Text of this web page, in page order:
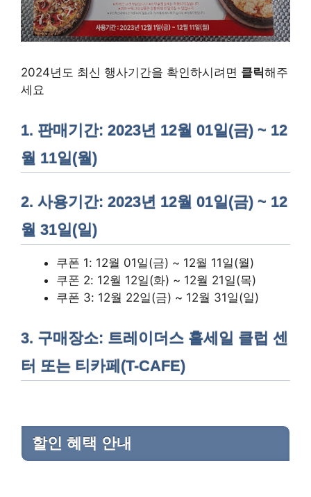
2024년도 최신 행사기간을 확인하시려면 클릭해주
세요
1. 판매기간: 2023년 12월 01일(금) ~ 12
월 11일(월)
2. 사용기간: 2023년 12월 01일(금) ~ 12
월 31일(일)
쿠폰 1: 12월 01일(금) ~ 12월 11일(월)
쿠폰 2: 12월 12일(화) ~ 12월 21일(목)
쿠폰 3: 12월 22일(금) ~ 12월 31일(일)
3. 구매장소: 트레이더스 홀세일 클럽 센
터 또는 티카페(T-CAFE)
할인 혜택 안내